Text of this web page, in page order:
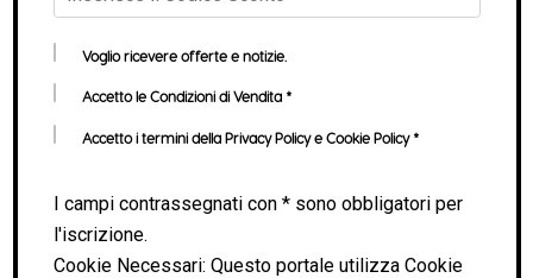
Voglio ricevere offerte e notizie.
Accetto le Condizioni di Vendita*
Accetto i termini della Privacy Policy e Cookie Policy*
I campi contrassegnati con * sono obbligatori per
l'iscrizione.
Cookie Necessari: Questo portale utilizza Cookie